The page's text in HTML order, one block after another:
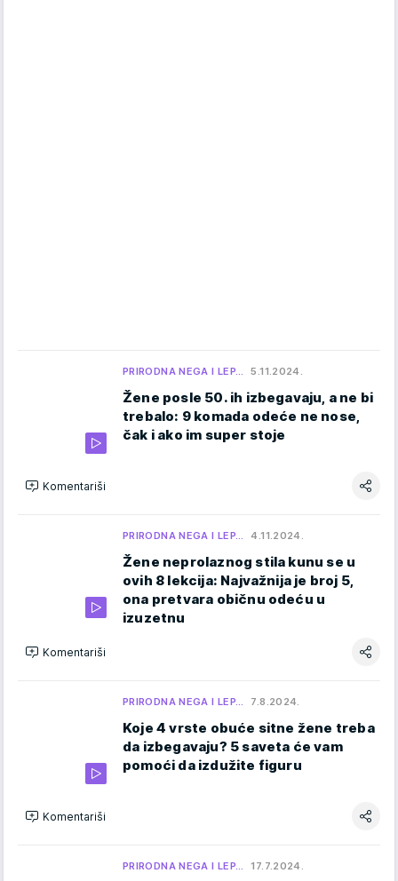
PRIRODNA NEGA I LEP… 5.11.2024.
Žene posle 50. ih izbegavaju, a ne bi
trebalo: 9 komada odeće ne nose,
čak i ako im super stoje
Komentariši
PRIRODNA NEGA I LEP… 4.11.2024.
Žene neprolaznog stila kunu se u
ovih 8 lekcija: Najvažnija je broj 5,
ona pretvara običnu odeću u
izuzetnu
Komentariši
PRIRODNA NEGA I LEP… 7.8.2024.
Koje 4 vrste obuće sitne žene treba
da izbegavaju? 5 saveta će vam
pomoći da izdužite figuru
Komentariši
PRIRODNA NEGA I LEP… 17.7.2024.